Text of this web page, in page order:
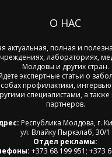
О НАС
актуальная, полная и
лабораториях,
Молдовы и других стран.
экспертные статьи о
профилактики,
специалистами, а
партнеров.
Республика Молдова, г.
ул. Влайку Пыркэлаб, 30/1
Отдел рекламы:
+373 68 199 951; +373